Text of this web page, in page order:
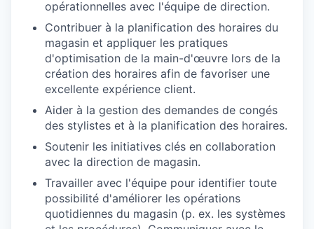
opérationnelles avec l'équipe de direction.
Contribuer à la planification des horaires du
magasin et appliquer les pratiques
d'optimisation de la main-d'œuvre lors de la
création des horaires afin de favoriser une
excellente expérience client.
Aider à la gestion des demandes de congés
des stylistes et à la planification des horaires.
Soutenir les initiatives clés en collaboration
avec la direction de magasin.
Travailler avec l'équipe pour identifier toute
possibilité d'améliorer les opérations
quotidiennes du magasin (p. ex. les systèmes